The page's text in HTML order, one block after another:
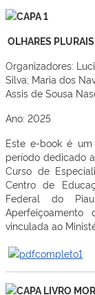
OLHARES
Organizadores:
Silva; Maria dos
Assis de Sousa
Ano: 2025
Este e-book é
período dedicado
Curso de
Centro de
Federal do
Aperfeiçoamento
vinculada ao